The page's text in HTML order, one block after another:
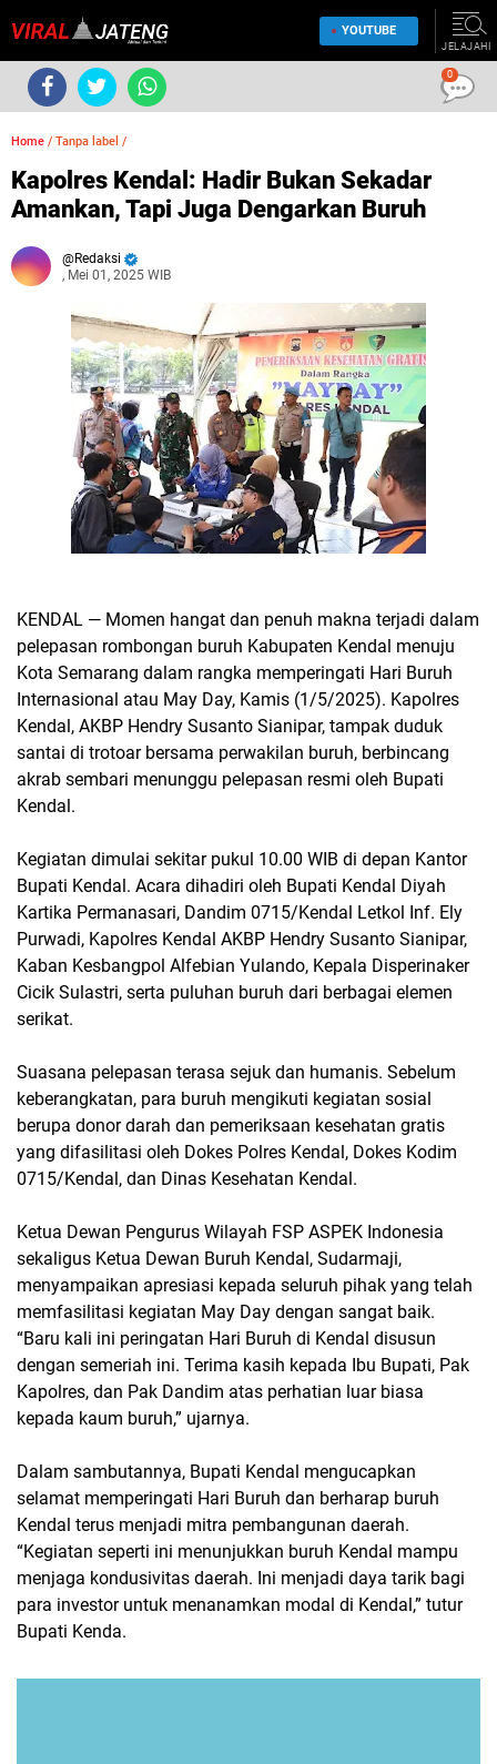
YOUTUBE
JELAJAHI
Home / Tanpa label /
Kapolres Kendal: Hadir Bukan Sekadar
Amankan, Tapi Juga Dengarkan Buruh
Redaksi
, Mei 01, 2025 WIB
KENDAL — Momen hangat dan penuh makna terjadi dalam
pelepasan rombongan buruh Kabupaten Kendal menuju
Kota Semarang dalam rangka memperingati Hari Buruh
Internasional atau May Day, Kamis (1/5/2025). Kapolres
Kendal, AKBP Hendry Susanto Sianipar, tampak duduk
santai di trotoar bersama perwakilan buruh, berbincang
akrab sembari menunggu pelepasan resmi oleh Bupati
Kendal.
Kegiatan dimulai sekitar pukul 10.00 WIB di depan Kantor
Bupati Kendal. Acara dihadiri oleh Bupati Kendal Diyah
Kartika Permanasari, Dandim 0715/Kendal Letkol Inf. Ely
Purwadi, Kapolres Kendal AKBP Hendry Susanto Sianipar,
Kaban Kesbangpol Alfebian Yulando, Kepala Disperinaker
Cicik Sulastri, serta puluhan buruh dari berbagai elemen
serikat.
Suasana pelepasan terasa sejuk dan humanis. Sebelum
keberangkatan, para buruh mengikuti kegiatan sosial
berupa donor darah dan pemeriksaan kesehatan gratis
yang difasilitasi oleh Dokes Polres Kendal, Dokes Kodim
0715/Kendal, dan Dinas Kesehatan Kendal.
Ketua Dewan Pengurus Wilayah FSP ASPEK Indonesia
sekaligus Ketua Dewan Buruh Kendal, Sudarmaji,
menyampaikan apresiasi kepada seluruh pihak yang telah
memfasilitasi kegiatan May Day dengan sangat baik.
“Baru kali ini peringatan Hari Buruh di Kendal disusun
dengan semeriah ini. Terima kasih kepada Ibu Bupati, Pak
Kapolres, dan Pak Dandim atas perhatian luar biasa
kepada kaum buruh,” ujarnya.
Dalam sambutannya, Bupati Kendal mengucapkan
selamat memperingati Hari Buruh dan berharap buruh
Kendal terus menjadi mitra pembangunan daerah.
“Kegiatan seperti ini menunjukkan buruh Kendal mampu
menjaga kondusivitas daerah. Ini menjadi daya tarik bagi
para investor untuk menanamkan modal di Kendal,” tutur
Bupati Kenda.
0